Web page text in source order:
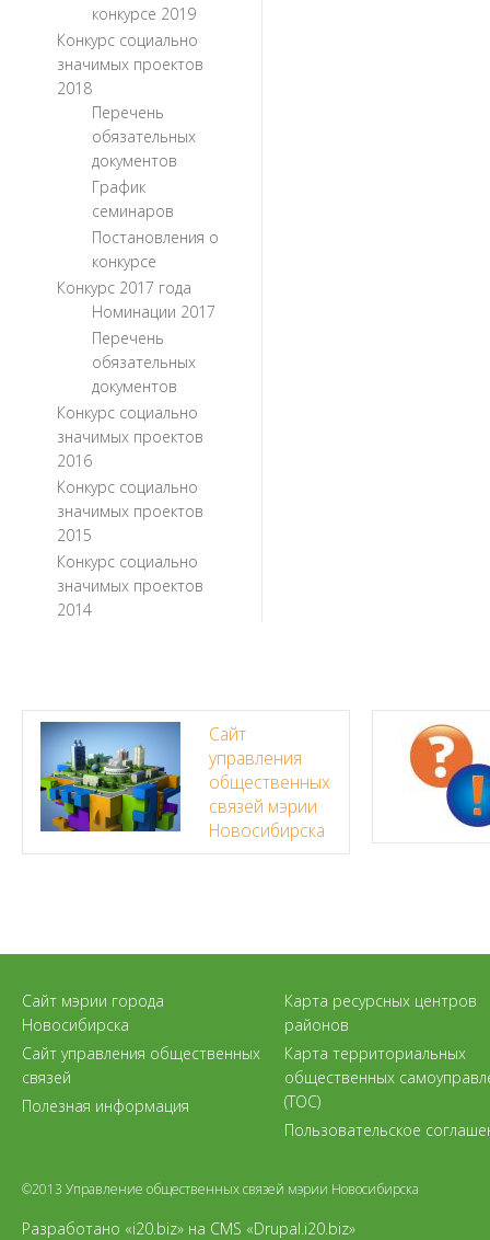
конкурсе 2019
Конкурс социально
значимых проектов
2018
Перечень
обязательных
документов
График
семинаров
Постановления о
конкурсе
Конкурс 2017 года
Номинации 2017
Перечень
обязательных
документов
Конкурс социально
значимых проектов
2016
Конкурс социально
значимых проектов
2015
Конкурс социально
значимых проектов
2014
Сайт
управления
общественных
связей мэрии
Новосибирска
Сайт мэрии города
Новосибирска
Сайт управления общественных
связей
Полезная информация
Карта ресурсных центров
районов
Карта территориальных
общественных
(ТОС)
Пользовательское
©2013 Управление общественных связей мэрии Новосибирска
Разработано «i20.biz» на CMS «Drupal.i20.biz»